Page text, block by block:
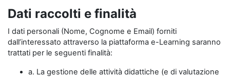
Dati raccolti e finalità
I dati personali (Nome, Cognome e Email) forniti
dall’interessato attraverso la piattaforma e-Learning saranno
trattati per le seguenti finalità:
a. La gestione delle attività didattiche (e di valutazione